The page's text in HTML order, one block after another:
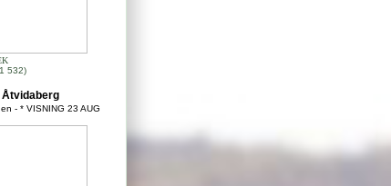
532)
Åtvidaberg
- * VISNING 23 AUG